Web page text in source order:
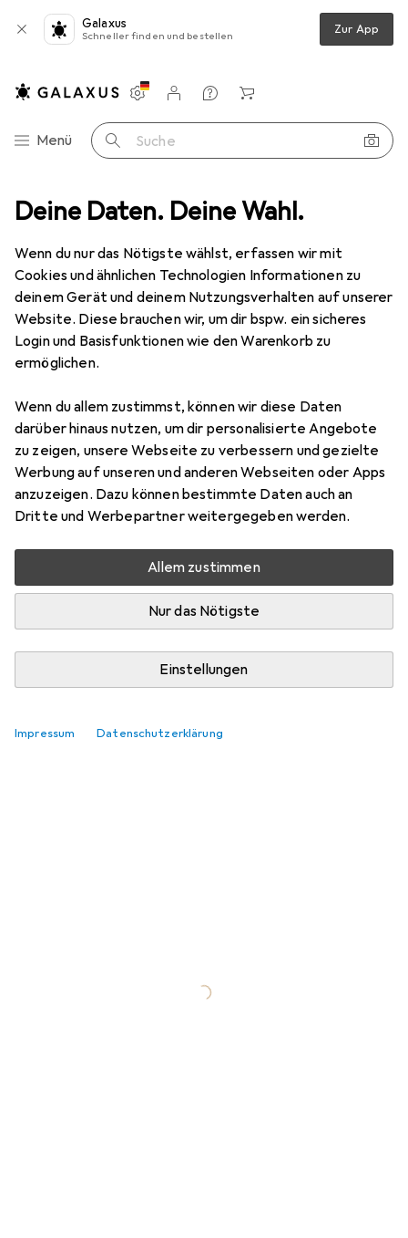
Deine Daten. Deine Wahl.
Wenn du nur das Nötigste wählst, erfassen wir mit
Cookies und ähnlichen Technologien Informationen zu
deinem Gerät und deinem Nutzungsverhalten auf unserer
Website. Diese brauchen wir, um dir bspw. ein sicheres
Login und Basisfunktionen wie den Warenkorb zu
ermöglichen.
Wenn du allem zustimmst, können wir diese Daten
darüber hinaus nutzen, um dir personalisierte Angebote
zu zeigen, unsere Webseite zu verbessern und gezielte
Werbung auf unseren und anderen Webseiten oder Apps
anzuzeigen. Dazu können bestimmte Daten auch an
Dritte und Werbepartner weitergegeben werden.
Allem zustimmen
Nur das Nötigste
Einstellungen
Impressum Datenschutzerklärung
Galaxus
Schneller finden und bestellen Zur App
Navigation nach Kategorien
Menü Suche
Einstellungen
Kundenkonto
Vergleichslisten
Merklisten
Warenkorb
Max Cases
Kategorien anzeigen